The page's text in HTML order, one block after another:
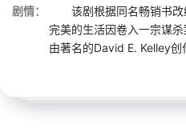
剧情：
该剧根据同名畅销书改
完美的生活因卷入一宗谋
由著名的David E. Kelley创